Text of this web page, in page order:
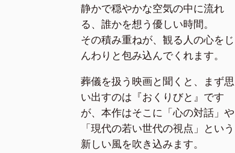
静かで穏やかな空気の中に流れ
る、誰かを想う優しい時間。
その積み重ねが、観る人の心をじ
んわりと包み込んでくれます。
葬儀を扱う映画と聞くと、まず思
い出すのは『おくりびと』です
が、本作はそこに「心の対話」や
「現代の若い世代の視点」という
新しい風を吹き込みます。